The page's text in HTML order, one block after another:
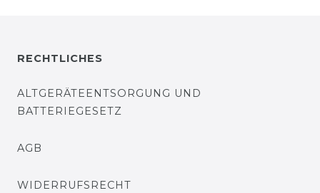
RECHTLICHES
ALTGERÄTEENTSORGUNG UND
BATTERIEGESETZ
AGB
WIDERRUFSRECHT